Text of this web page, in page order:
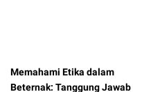
Memahami Etika dalam
Beternak: Tanggung Jawab